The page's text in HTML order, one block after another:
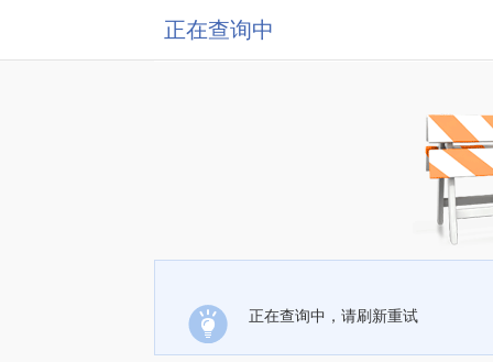
正在查询中
正在查询中，请刷新重试